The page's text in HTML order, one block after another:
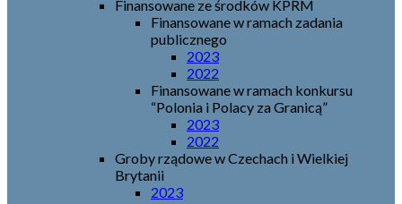
Finansowane ze środków KPRM
Finansowane w ramach zadania
publicznego
2023
2022
Finansowane w ramach konkursu
“Polonia i Polacy za Granicą”
2023
2022
Groby rządowe w Czechach i Wielkiej
Brytanii
2023